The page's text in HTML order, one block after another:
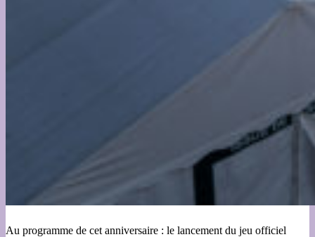
Au programme de cet anniversaire : le lancement du jeu officiel